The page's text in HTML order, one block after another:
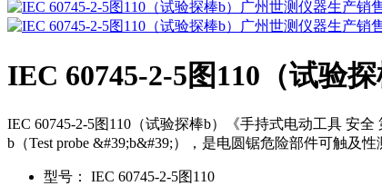
IEC 60745-2-5图110（试验
IEC 60745-2-5图110（试验探棒b）《手持式电动工具 安
b（Test probe &#39;b&#39;），是电圆锯危险部件可触及
型号：
IEC 60745-2-5图110